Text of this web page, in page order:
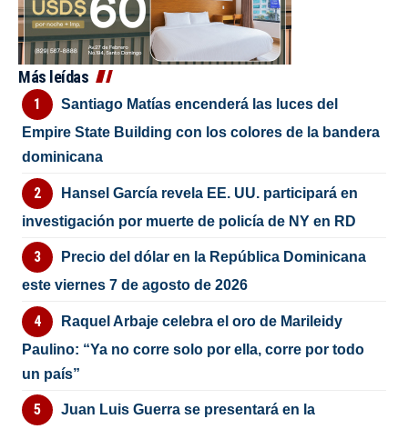
Más leídas
Santiago Matías encenderá las luces del
Empire State Building con los colores de la bandera
dominicana
Hansel García revela EE. UU. participará en
investigación por muerte de policía de NY en RD
Precio del dólar en la República Dominicana
este viernes 7 de agosto de 2026
Raquel Arbaje celebra el oro de Marileidy
Paulino: “Ya no corre solo por ella, corre por todo
un país”
Juan Luis Guerra se presentará en la